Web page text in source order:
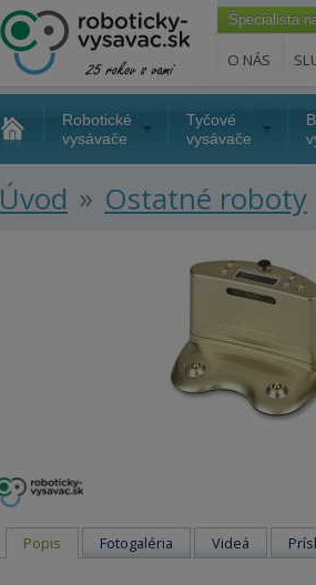
Špecialista
O NÁS
Robotické
vysávače
Tyčové
vysávače
Úvod » Ostatné roboty
Popis Fotogaléria Videá